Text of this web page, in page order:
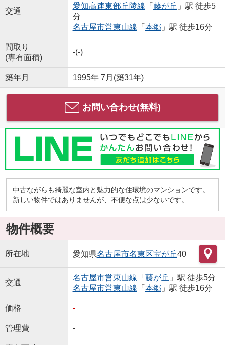
交通
愛知高速東部丘陵線 「 藤が丘 」駅 徒歩5
分
名古屋市営東山線 「 本郷」駅 徒歩16分
間取り
(専有面積)
-(-)
築年月 1995年 7月(築31年)
お問い合わせ(無料)
中古ながらも綺麗な室内と魅力的な住環境のマンションです。
新しい物件ではありませんが、不便な点は少ないです。
物件概要
所在地 愛知県名古屋市名東区宝が丘40
交通
名古屋市営東山線 「 藤が丘 」駅 徒歩5分
名古屋市営東山線 「 本郷」駅 徒歩16分
価格 -
管理費 -